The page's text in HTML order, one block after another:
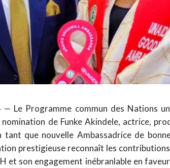
— Le Programme commun des Nations
de Funke Akindele, actrice,
que nouvelle Ambassadrice de
prestigieuse reconnaît les
et son engagement inébranlable en